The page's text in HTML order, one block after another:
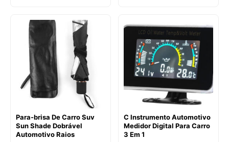
Para-brisa De Carro Suv
Sun Shade Dobrável
Automotivo Raios
C Instrumento Automotivo
Medidor Digital Para Carro
3 Em 1